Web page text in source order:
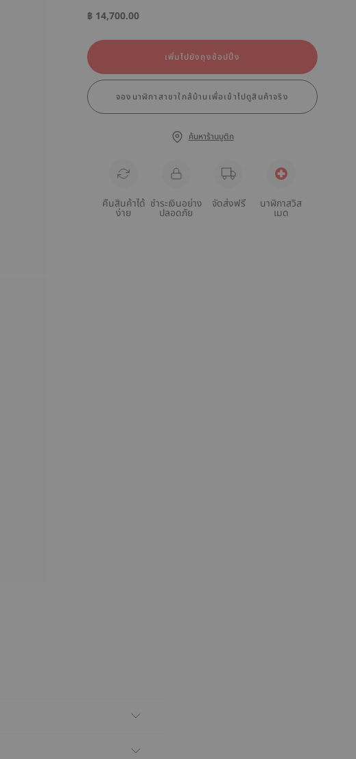
฿ 14,700.00
เพิ่มไปยังถุงช้อปปิ้ง
จองนาฬิกาสาขาใกล้บ้านเพื่อเข้าไปดูสินค้าจริง
ค้นหาร้านบูติก
คืนสินค้าได้
ง่าย
ชำระเงินอย่าง
ปลอดภัย
จัดส่งฟรี นาฬิกาสวิส
เมด